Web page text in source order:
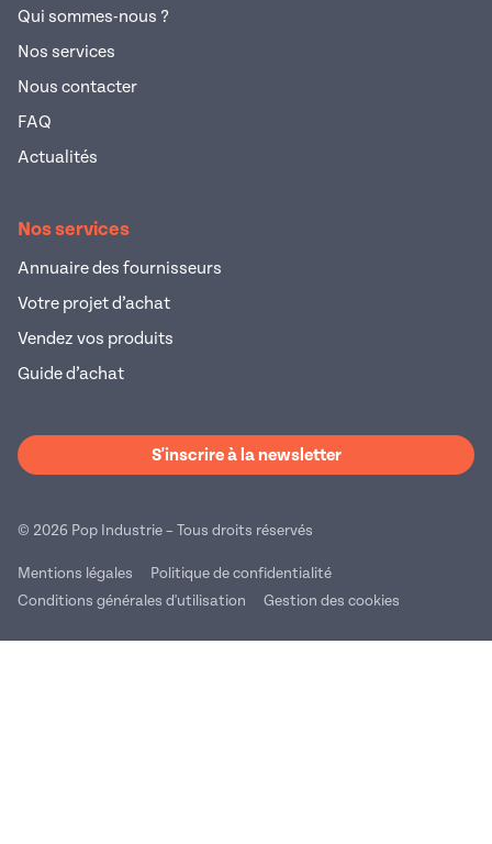
Qui sommes-nous ?
Nos services
Nous contacter
FAQ
Actualités
Nos services
Annuaire des fournisseurs
Votre projet d’achat
Vendez vos produits
Guide d’achat
S'inscrire à la newsletter
© 2026 Pop Industrie – Tous droits réservés
Mentions légales
Politique de confidentialité
Conditions générales d'utilisation
Gestion des cookies